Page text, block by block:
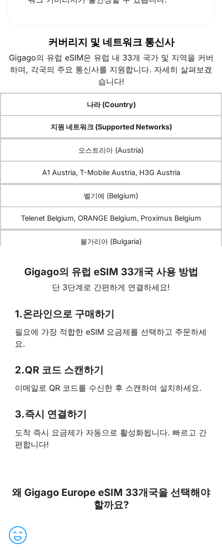
커버리지 및 네트워크 통신사
Gigago의 유럽 eSIM은 유럽 내 33개 국가 및 지역을 커버
하며, 각국의 주요 통신사를 지원합니다. 자세히 살펴보겠
습니다!
나라 (Country)
지원 네트워크 (Supported Networks)
오스트리아 (Austria)
A1 Austria, T-Mobile Austria, H3G Austria
벨기에 (Belgium)
Telenet Belgium, ORANGE Belgium, Proximus Belgium
불가리아 (Bulgaria)
크로아티아 (Croatia)
Tele2 Croatia, Hrvatski Croatia, VIPnet Croatia
키프로스 (Cyprus)
Czech Republic
덴마크 (Denmark)
에스토니아 (Estonia)
Gigago의 유럽 eSIM 33개국 사용 방법
단 3단계로 간편하게 연결하세요!
1.온라인으로 구매하기
필요에 가장 적합한 eSIM 요금제를 선택하고 주문하세
요.
2.QR 코드 스캔하기
이메일로 QR 코드를 수신한 후 스캔하여 설치하세요.
3.즉시 연결하기
도착 즉시 요금제가 자동으로 활성화됩니다. 빠르고 간
편합니다!
왜 Gigago Europe eSIM 33개국을 선택해야
할까요?